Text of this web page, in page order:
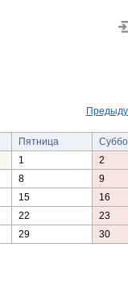
Пятница
1 2
8 9
15 16
22 23
29 30